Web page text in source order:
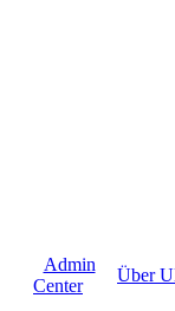
Admin
Center
Über